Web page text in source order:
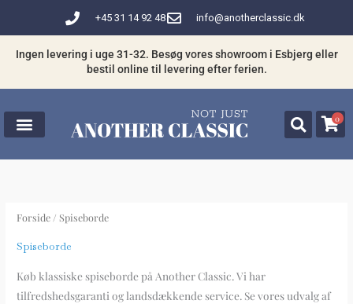
indholdet
+45 31 14 92 48 info@anotherclassic.dk
Ingen levering i uge 31-32. Besøg vores showroom i Esbjerg eller
bestil online til levering efter ferien.
0
Forside / Spiseborde
Spiseborde
Køb klassiske spiseborde på Another Classic. Vi har
tilfredshedsgaranti og landsdækkende service. Se vores udvalg af